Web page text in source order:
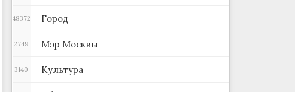
Город
48372
Мэр Москвы
2749
Культура
3140